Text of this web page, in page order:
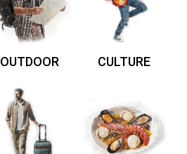
OUTDOOR CULTURE